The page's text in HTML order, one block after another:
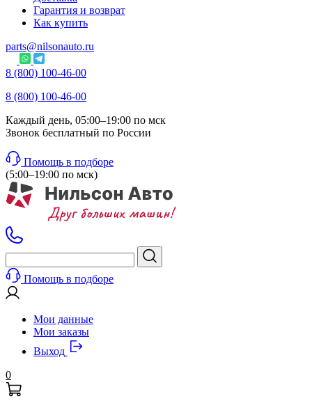
Гарантия и возврат
Как купить
parts@nilsonauto.ru
8 (800) 100-46-00
8 (800) 100-46-00
Каждый день, 05:00–19:00 по мск
Звонок бесплатный по России
Помощь в подборе
(5:00–19:00 по мск)
Помощь в подборе
Мои данные
Мои заказы
Выход
0